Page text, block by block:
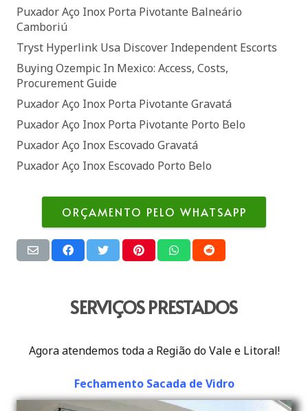
Puxador Aço Inox Porta Pivotante Balneário
Camboriú
Tryst Hyperlink Usa Discover Independent Escorts
Buying Ozempic In Mexico: Access, Costs,
Procurement Guide
Puxador Aço Inox Porta Pivotante Gravatá
Puxador Aço Inox Porta Pivotante Porto Belo
Puxador Aço Inox Escovado Gravatá
Puxador Aço Inox Escovado Porto Belo
ORÇAMENTO PELO WHATSAPP
SERVIÇOS PRESTADOS
Agora atendemos toda a Região do Vale e Litoral!
Fechamento Sacada de Vidro